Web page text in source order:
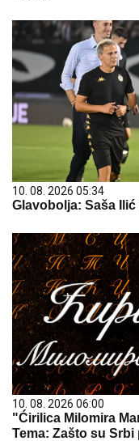
10. 08. 2026 05:34
Glavobolja: Saša
10. 08. 2026 06:00
"Ćirilica Milomira
Tema: Zašto su